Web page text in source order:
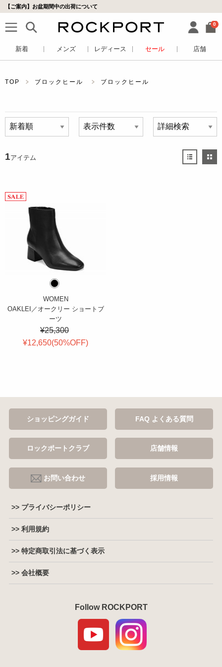
【ご案内】お盆期間中の出荷について
0
新着 メンズ レディース セール 店舗
TOP ブロックヒール ブロックヒール
1アイテム
WOMEN
OAKLEI／オークリー ショートブ
ーツ
¥25,300
¥12,650(50%OFF)
ショッピングガイド FAQ よくある質問
ロックポートクラブ 店舗情報
お問い合わせ 採用情報
>> プライバシーポリシー
>> 利用規約
>> 特定商取引法に基づく表示
>> 会社概要
Follow ROCKPORT